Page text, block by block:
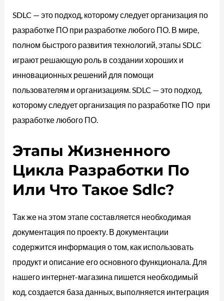
SDLC — это подход, которому следует организация по
разработке ПО при разработке любого ПО. В мире,
полном быстрого развития технологий, этапы SDLC
играют решающую роль в создании хороших и
инновационных решений для помощи
пользователям и организациям. SDLC — это подход,
которому следует организация по разработке ПО при
разработке любого ПО.
Этапы Жизненного
Цикла Разработки По
Или Что Такое Sdlc?
Так же на этом этапе составляется необходимая
документация по проекту. В документации
содержится информация о том, как использовать
продукт и описание его основного функционала. Для
нашего интернет-магазина пишется необходимый
код, создается база данных, выполняется интеграция